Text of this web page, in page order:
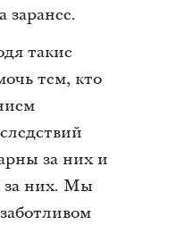
заранее.
такие
тем, кто
за них и
за них. Мы